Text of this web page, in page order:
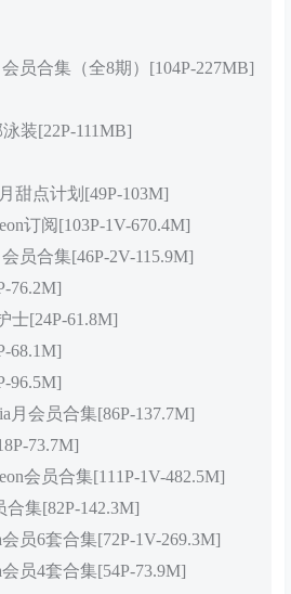
会员合集（全8期）[104P-227MB]
装[22P-111MB]
甜点计划[49P-103M]
订阅[103P-1V-670.4M]
员合集[46P-2V-115.9M]
76.2M]
士[24P-61.8M]
68.1M]
96.5M]
月会员合集[86P-137.7M]
73.7M]
会员合集[111P-1V-482.5M]
合集[82P-142.3M]
员6套合集[72P-1V-269.3M]
员4套合集[54P-73.9M]